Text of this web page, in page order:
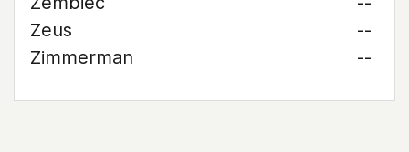
Zeus
--
Zimmerman
--